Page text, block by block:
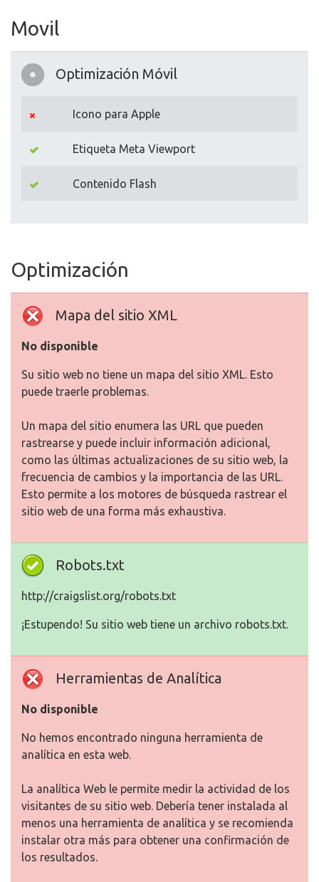
Movil
Optimización Móvil
Icono para Apple
Etiqueta Meta Viewport
Contenido Flash
Optimización
Mapa del sitio XML
No disponible
Su sitio web no tiene un mapa del sitio XML. Esto
puede traerle problemas.
Un mapa del sitio enumera las URL que pueden
rastrearse y puede incluir información adicional,
como las últimas actualizaciones de su sitio web, la
frecuencia de cambios y la importancia de las URL.
Esto permite a los motores de búsqueda rastrear el
sitio web de una forma más exhaustiva.
Robots.txt
http://craigslist.org/robots.txt
¡Estupendo! Su sitio web tiene un archivo robots.txt.
Herramientas de Analítica
No disponible
No hemos encontrado ninguna herramienta de
analítica en esta web.
La analítica Web le permite medir la actividad de los
visitantes de su sitio web. Debería tener instalada al
menos una herramienta de analítica y se recomienda
instalar otra más para obtener una confirmación de
los resultados.